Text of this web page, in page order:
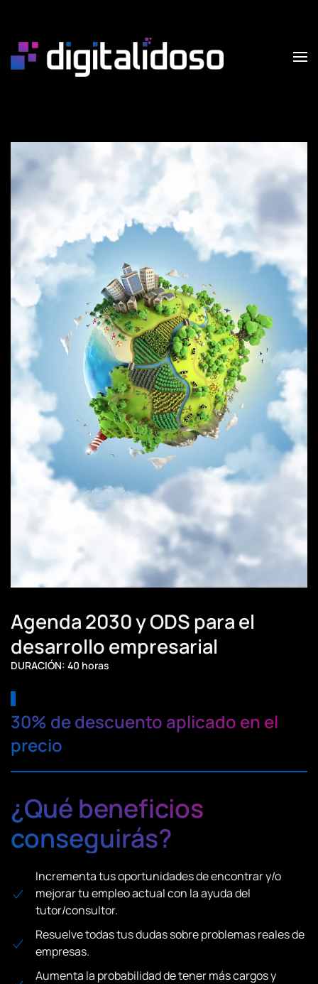
Skip to main content
Agenda 2030 y ODS para el
desarrollo empresarial
DURACIÓN: 40 horas
30% de descuento aplicado en el
precio
¿Qué beneficios
conseguirás?
Incrementa tus oportunidades de encontrar y/o
mejorar tu empleo actual con la ayuda del
tutor/consultor.
Resuelve todas tus dudas sobre problemas reales de
empresas.
Aumenta la probabilidad de tener más cargos y